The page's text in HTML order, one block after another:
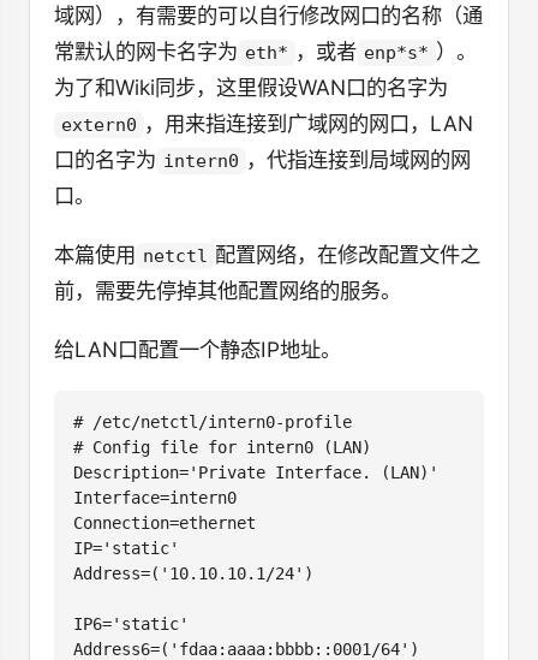
域网），有需要的可以自行修改网口的名称（通
常默认的网卡名字为 eth* ，或者 enp*s* ）。
为了和Wiki同步，这里假设WAN口的名字为
extern0 ，用来指连接到广域网的网口，LAN
口的名字为 intern0 ，代指连接到局域网的网
口。
本篇使用 netctl 配置网络，在修改配置文件之
前，需要先停掉其他配置网络的服务。
给LAN口配置一个静态IP地址。
# /etc/netctl/intern0-profile
# Config file for intern0 (LAN)
Description='Private Interface. (LAN)'
Interface=intern0
Connection=ethernet
IP='static'
Address=('10.10.10.1/24')
IP6='static'
Address6=('fdaa:aaaa:bbbb::0001/64')